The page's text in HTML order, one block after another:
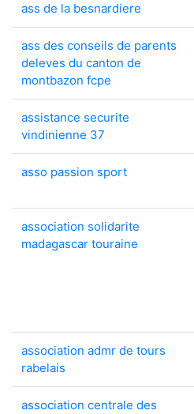
ass de la besnardiere
ass des conseils de parents
deleves du canton de
montbazon fcpe
assistance securite
vindinienne 37
asso passion sport
association solidarite
madagascar touraine
association admr de tours
rabelais
association centrale des